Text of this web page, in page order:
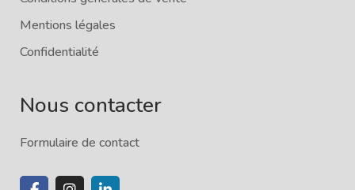
Mentions légales
Confidentialité
Nous contacter
Formulaire de contact